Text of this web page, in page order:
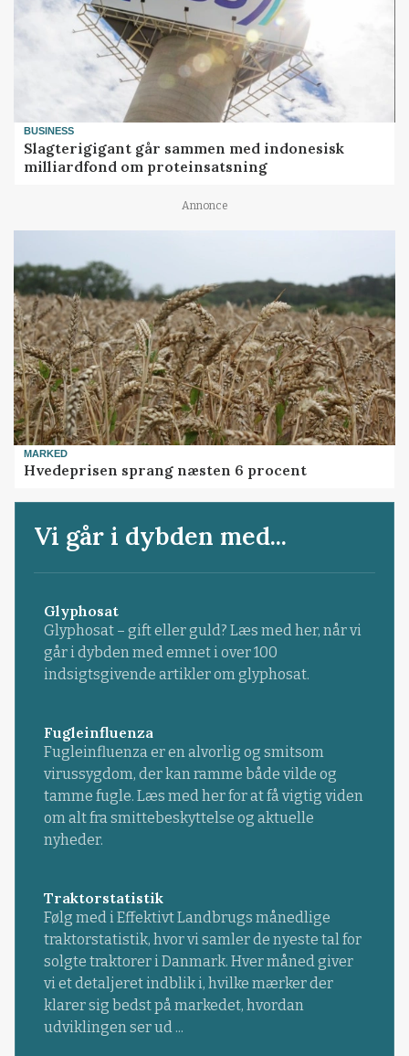
BUSINESS
Slagterigigant går sammen med indonesisk
milliardfond om proteinsatsning
Annonce
MARKED
Hvedeprisen sprang næsten 6 procent
Vi går i dybden med...
Glyphosat
Glyphosat – gift eller guld? Læs med her, når vi
går i dybden med emnet i over 100
indsigtsgivende artikler om glyphosat.
Fugleinfluenza
Fugleinfluenza er en alvorlig og smitsom
virussygdom, der kan ramme både vilde og
tamme fugle. Læs med her for at få vigtig viden
om alt fra smittebeskyttelse og aktuelle
nyheder.
Traktorstatistik
Følg med i Effektivt Landbrugs månedlige
traktorstatistik, hvor vi samler de nyeste tal for
solgte traktorer i Danmark. Hver måned giver
vi et detaljeret indblik i, hvilke mærker der
klarer sig bedst på markedet, hvordan
udviklingen ser ud ...